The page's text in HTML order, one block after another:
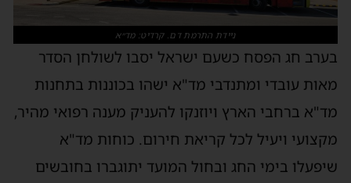
ניידת התרמת דם. קרדיט: מד״א
בערב חג הפסח כשעם ישראל יסבו לשולחן הסדר
מאות עובדי ומתנדבי מד"א ישהו בכוננות בתחנות
מד"א ברחבי הארץ ויוזנקו להעניק מענה רפואי מהיר,
מקצועי ויעיל לכל קריאת חירום. כוחות מד"א
שיפעלו בימי החג ובחול המועד יתוגברו בחובשים